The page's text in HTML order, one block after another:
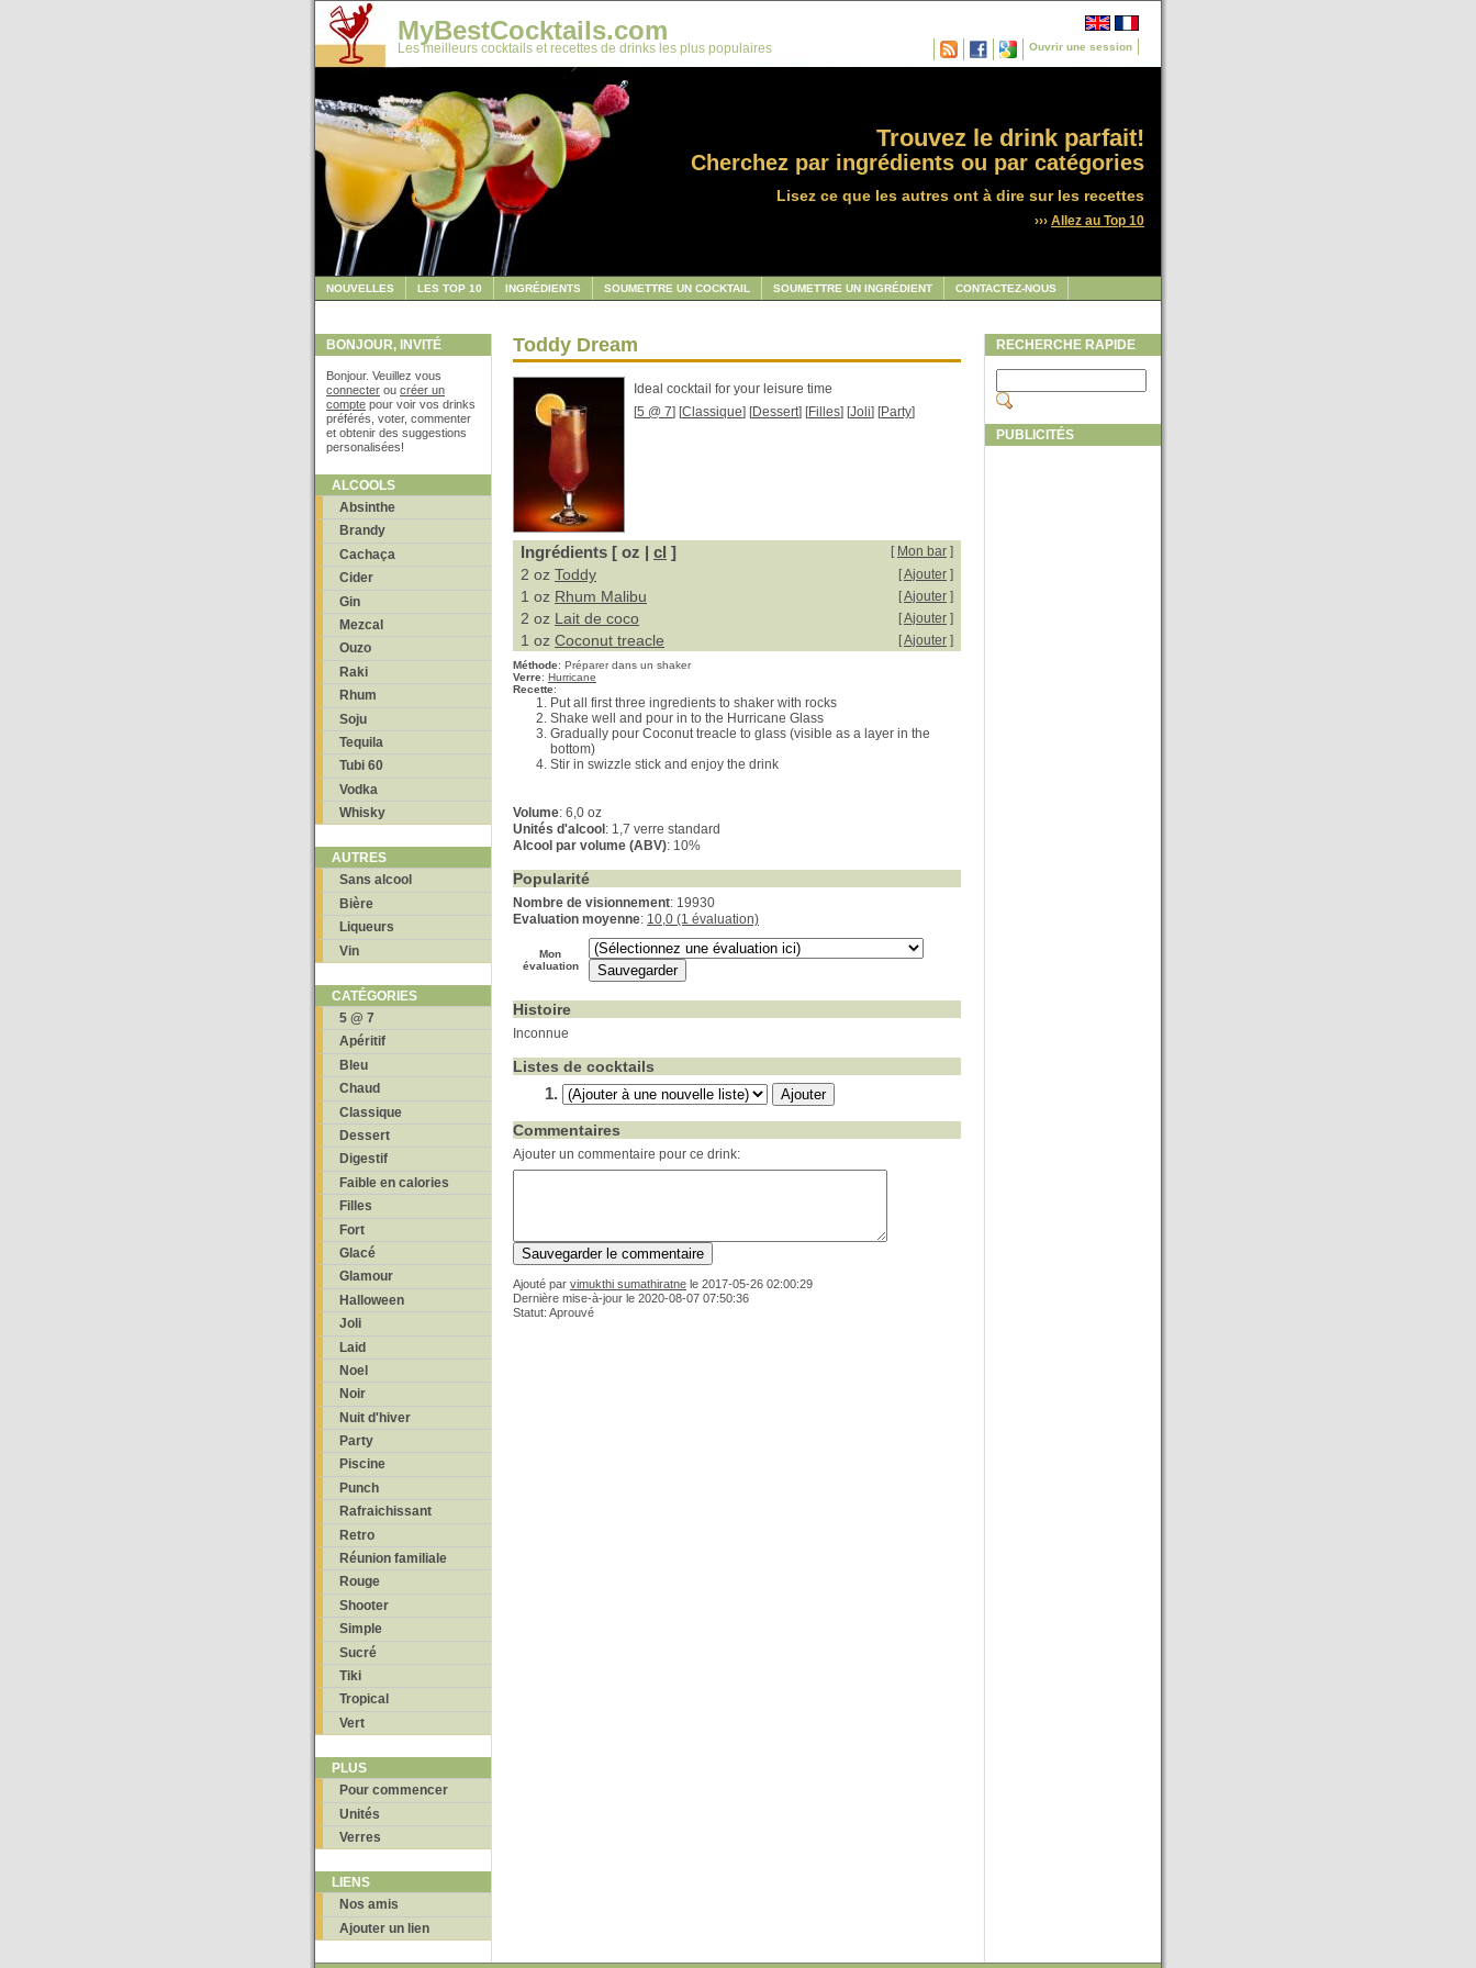
Ouvrir une session
MyBestCocktails.com
Les meilleurs cocktails et recettes de drinks les plus populaires
Trouvez le drink parfait!
Cherchez par ingrédients ou par catégories
Lisez ce que les autres ont à dire sur les recettes
››› Allez au Top 10
NOUVELLES LES TOP 10 INGRÉDIENTS SOUMETTRE UN COCKTAIL SOUMETTRE UN INGRÉDIENT CONTACTEZ-NOUS
BONJOUR, INVITÉ
Bonjour. Veuillez vous
connecter ou créer un
compte pour voir vos drinks
préférés, voter, commenter
et obtenir des suggestions
personalisées!
ALCOOLS
Absinthe
Brandy
Cachaça
Cider
Gin
Mezcal
Ouzo
Raki
Rhum
Soju
Tequila
Tubi 60
Vodka
Whisky
AUTRES
Sans alcool
Bière
Liqueurs
Vin
CATÉGORIES
5 @ 7
Apéritif
Bleu
Chaud
Classique
Dessert
Digestif
Faible en calories
Filles
Fort
Glacé
Glamour
Halloween
Joli
Laid
Noel
Noir
Nuit d'hiver
Party
Piscine
Punch
Rafraichissant
Retro
Réunion familiale
Rouge
Shooter
Simple
Sucré
Tiki
Tropical
Vert
PLUS
Pour commencer
Unités
Verres
LIENS
Nos amis
Ajouter un lien
Toddy Dream
Ideal cocktail for your leisure time
[5 @ 7] [Classique] [Dessert] [Filles] [Joli] [Party]
Ingrédients [ oz | cl ] [ Mon bar ]
2 oz Toddy [Ajouter ]
1 oz Rhum Malibu [Ajouter ]
2 oz Lait de coco [Ajouter ]
1 oz Coconut treacle [Ajouter ]
Méthode: Préparer dans un shaker
Verre: Hurricane
Recette:
Put all first three ingredients to shaker with rocks
Shake well and pour in to the Hurricane Glass
Gradually pour Coconut treacle to glass (visible as a layer in the
bottom)
Stir in swizzle stick and enjoy the drink
Volume: 6,0 oz
Unités d'alcool : 1,7 verre standard
Alcool par volume (ABV): 10%
Popularité
Nombre de visionnement: 19930
Evaluation moyenne: 10,0 (1 évaluation)
Mon
évaluation
Histoire
Inconnue
Listes de cocktails
Commentaires
Ajouter un commentaire pour ce drink:
Ajouté par vimukthi sumathiratne le 2017-05-26 02:00:29
Dernière mise-à-jour le 2020-08-07 07:50:36
Statut: Aprouvé
RECHERCHE RAPIDE
PUBLICITÉS